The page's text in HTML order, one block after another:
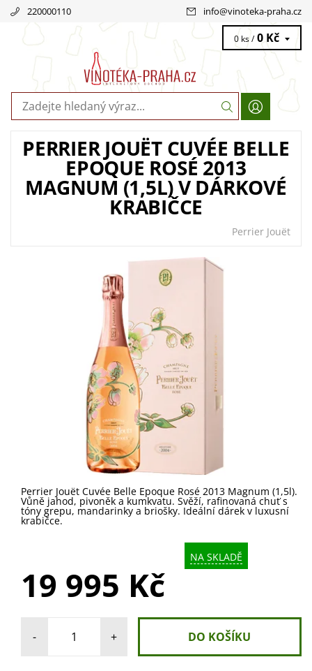
220000110 info@vinoteka-praha.cz
0 ks / 0 Kč
PERRIER JOUËT CUVÉE BELLE
EPOQUE ROSÉ 2013
MAGNUM (1,5L) V DÁRKOVÉ
KRABIČCE
Perrier Jouët
Perrier Jouët Cuvée Belle Epoque Rosé 2013 Magnum (1,5l).
Vůně jahod, pivoněk a kumkvatu. Svěží, rafinovaná chuť s
tóny grepu, mandarinky a briošky. Ideální dárek v luxusní
krabičce.
NA SKLADĚ
19 995 Kč
- +